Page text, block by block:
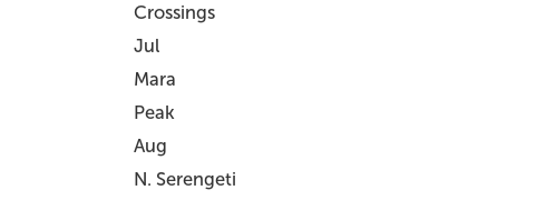
Crossings
Jul
Mara
Peak
Aug
N. Serengeti